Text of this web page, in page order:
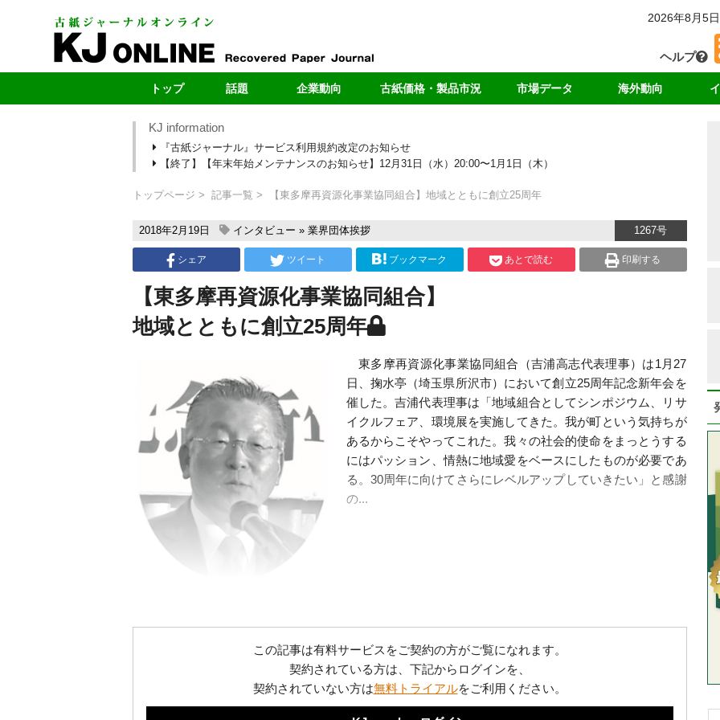
2026年8月5
ヘルプ
トップ 話題
最新のお知らせ
新型コロナ
段原紙の転抄・輸出
企業動向
自治体
ヤードレポート
新規ヤード
古紙価格・製品市況
輸出価格
製品価格
海外市況
市場データ
中国の輸入量
各種統計データ
海外動向
KJ information
『古紙ジャーナル』サービス利用規約改定のお知らせ
【終了】【年末年始メンテナンスのお知らせ】12月31日（水）20:00〜1月1日（木）
トップページ 記事一覧 【東多摩再資源化事業協同組合】地域とともに創立25周年
2018年2月19日 インタビュー » 業界団体挨拶 1267号
シェア ツイート ブックマーク あとで読む 印刷する
【東多摩再資源化事業協同組合】
地域とともに創立25周年
東多摩再資源化事業協同組合（吉浦高志代表理事）は1月27
日、掬水亭（埼玉県所沢市）において創立25周年記念新年会を
催した。吉浦代表理事は「地域組合としてシンポジウム、リサ
イクルフェア、環境展を実施してきた。我が町という気持ちが
あるからこそやってこれた。我々の社会的使命をまっとうする
にはパッション、情熱に地域愛をベースにしたものが必要であ
る。30周年に向けてさらにレベルアップしていきたい」と感謝
の...
この記事は有料サービスをご契約の方がご覧になれます。
契約されている方は、下記からログインを、
契約されていない方は無料トライアルをご利用ください。